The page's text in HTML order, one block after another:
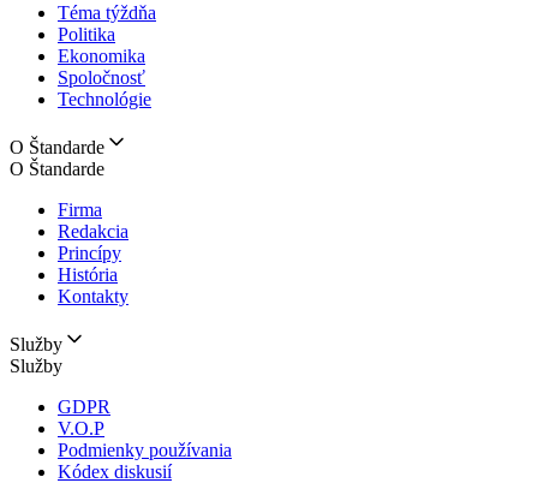
Téma týždňa
Politika
Ekonomika
Spoločnosť
Technológie
O Štandarde
O Štandarde
Firma
Redakcia
Princípy
História
Kontakty
Služby
Služby
GDPR
V.O.P
Podmienky používania
Kódex diskusií